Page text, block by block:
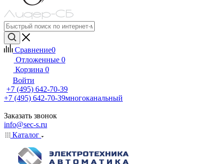
Сравнение0
Отложенные 0
Корзина 0
Войти
+7 (495) 642-70-39
+7 (495) 642-70-39многоканальный
Заказать звонок
info@sec-s.ru
Каталог